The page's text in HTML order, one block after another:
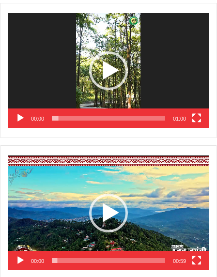
00:00 01:00
Video
Player
00:00 00:59